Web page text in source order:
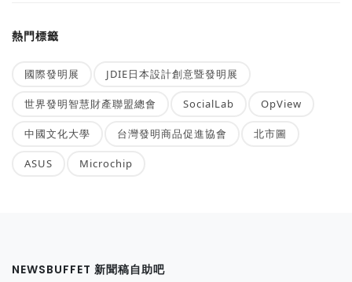
熱門標籤
國際發明展 JDIE日本設計創意暨發明展
世界發明智慧財產聯盟總會 SocialLab OpView
中國文化大學 台灣發明商品促進協會 北市圖
ASUS Microchip
NEWSBUFFET 新聞稿自助吧